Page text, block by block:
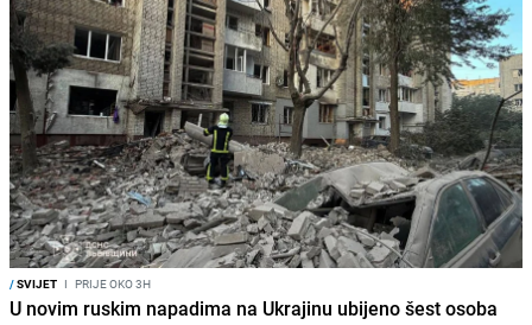
/SVIJET I PRIJE OKO 3H
U novim ruskim napadima na Ukrajinu ubijeno šest osoba